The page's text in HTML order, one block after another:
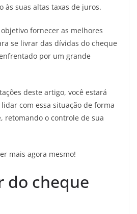
às suas altas taxas de juros.
fornecer as melhores
se livrar das dívidas do cheque
por um grande
deste artigo, você estará
com essa situação de forma
retomando o controle de sua
mais agora mesmo!
do cheque